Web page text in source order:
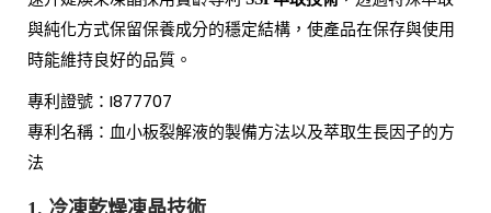
與純化方式保留保養成分的穩定結構，使產品在保存與使用
時能維持良好的品質。
專利證號：I877707
專利名稱：血小板裂解液的製備方法以及萃取生長因子的方
法
1. 冷凍乾燥凍晶技術